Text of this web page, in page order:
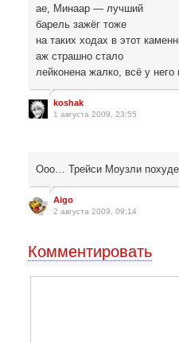
ае, Минаар — лучший
барель зажёг тоже
на таких ходах в этот
аж страшно стало
лейконена жалко, всё у него
koshak
1 августа 2009, 23:55
Ооо… Трейси Моузли
Aigo
2 августа 2009, 09:14
Комментировать